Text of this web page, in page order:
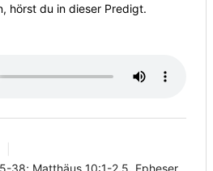
hörst du in dieser Predigt.
38; Matthäus 10:1-2.5, Epheser